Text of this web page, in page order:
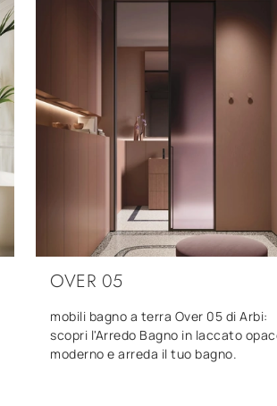
OVER 05
mobili bagno a terra Over 05 di Arbi:
scopri l'Arredo Bagno in laccato
moderno e arreda il tuo bagno.